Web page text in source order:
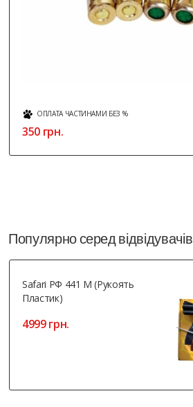
ОПЛАТА ЧАСТИНАМИ БЕЗ %
350 грн.
Популярно серед відвідувачів
Safari РФ 441 М (рукоять
Пластик)
4999 грн.